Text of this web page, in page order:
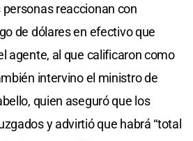
reaccionan con
de dólares en efectivo que
agente, al que calificaron como
intervino el ministro de
quien aseguró que los
y advirtió que habrá “total